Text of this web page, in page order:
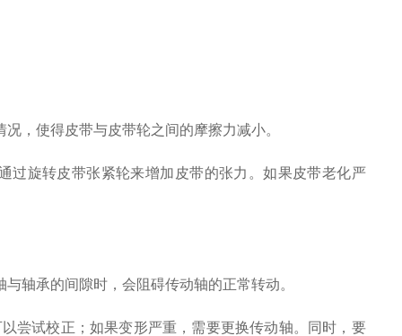
，使得皮带与皮带轮之间的摩擦力减小。
旋转皮带张紧轮来增加皮带的张力。如果皮带老化严
轴承的间隙时，会阻碍传动轴的正常转动。
试校正；如果变形严重，需要更换传动轴。同时，要